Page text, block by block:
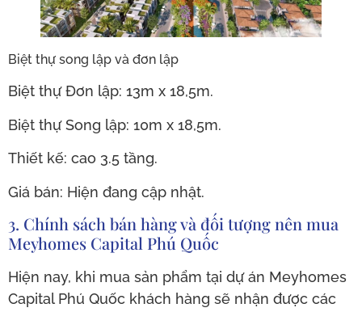
Biệt thự song lập và đơn lập
Biệt thự Đơn lập: 13m x 18,5m.
Biệt thự Song lập: 10m x 18,5m.
Thiết kế: cao 3.5 tầng.
Giá bán: Hiện đang cập nhật.
3. Chính sách bán hàng và đối tượng nên mua
Meyhomes Capital Phú Quốc
Hiện nay, khi mua sản phẩm tại dự án Meyhomes
Capital Phú Quốc khách hàng sẽ nhận được các